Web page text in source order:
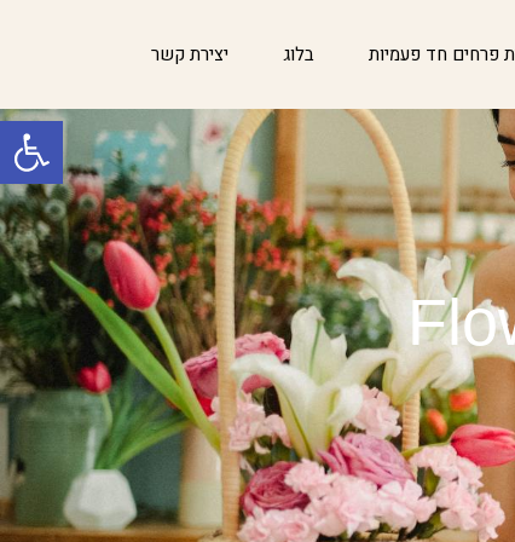
פתח
פרחים חד פעמיות בלוג יצירת קשר